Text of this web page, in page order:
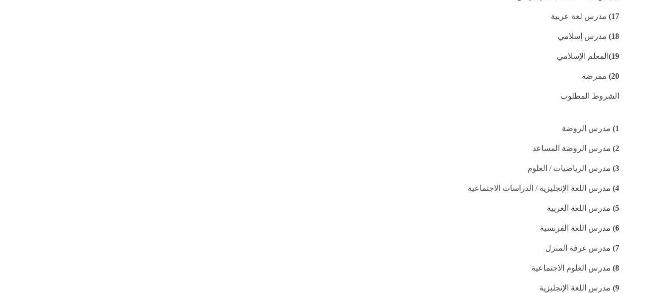
17) مدرس لغة عربية
18) مدرس إسلامي
19) المعلم الإسلامي
20) ممرضة
الشروط المطلوب
1) مدرس الروضة
2) مدرس الروضة المساعد
3) مدرس الرياضيات / العلوم
4) مدرس اللغة الإنجليزية / الدراسات الاجتماعية
5) مدرس اللغة العربية
6) مدرس اللغة الفرنسية
7) مدرس غرفة المنزل
8) مدرس العلوم الاجتماعية
9) مدرس اللغة الإنجليزية